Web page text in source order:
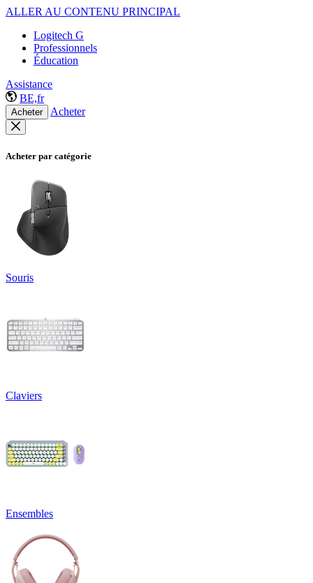
ALLER AU CONTENU PRINCIPAL
Logitech G
Professionnels
Éducation
Assistance
BE,fr
Acheter Acheter
Acheter par catégorie
Souris
Claviers
Ensembles